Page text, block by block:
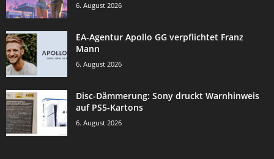
6. August 2026
EA-Agentur Apollo GG verpflichtet Franz
Mann
6. August 2026
Disc-Dämmerung: Sony druckt Warnhinweis
auf PS5-Kartons
6. August 2026